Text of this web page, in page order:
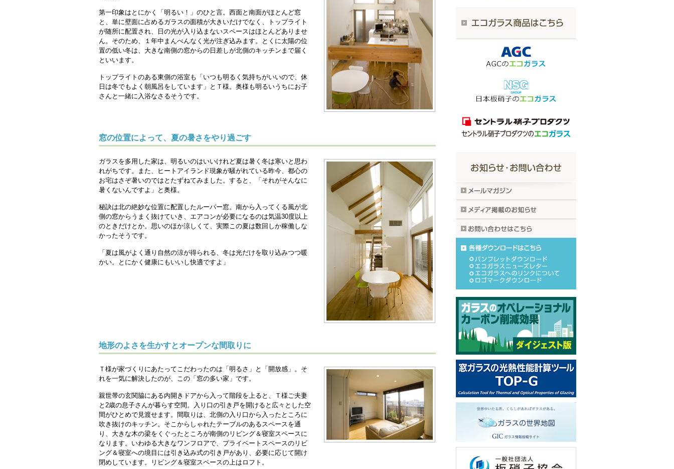
第一印象はとにかく「明るい！」のひと言。西面と南面がほとんど窓
と、単に壁面に占めるガラスの面積が大きいだけでなく、トップライト
が随所に配置され、日の光が入り込まないスペースはほとんどありませ
ん。そのため、１年中まんべんなく光が注ぎ込みます。とくに太陽の位
置の低い冬は、大きな南側の窓からの日差しが北側のキッチンまで届く
といいます。
トップライトのある東側の浴室も「いつも明るく気持ちがいいので、休
日は冬でもよく朝風呂をしています」とＴ様。奥様も明るいうちにお子
さんと一緒に入浴なさるそうです。
窓の位置によって、夏の暑さをやり過ごす
ガラスを多用した家は、明るいのはいいけれど夏は暑く冬は寒いと思わ
れがちです。また、ヒートアイランド現象が騒がれている昨今、都心の
お宅はさぞ暑いのではとたずねてみました。すると、「それがそんなに
暑くないんですよ」と奥様。
秘訣は北の絶妙な位置に配置したルーパー窓。南から入ってくる風が北
側の窓からうまく抜けていき、エアコンが必要になるのは気温30度以上
のときだけとか。思いのほか涼しくて、実際この夏は数回しか稼働しな
かったそうです。
「夏は風がよく通り自然の涼が得られる、冬は光だけを取り込みつつ暖
かい。とにかく健康にもいいし快適ですよ」
地形のよさを生かすとオープンな間取りに
Ｔ様が家づくりにあたってこだわったのは「明るさ」と「開放感」。そ
れを一気に解決したのが、この「窓の多い家」です。
親世帯の玄関脇にある内開きドアから入って階段を上ると、Ｔ様ご夫妻
と2歳の息子さんが暮らす空間。入り口の引き戸を開けると広々とした空
間がひとめで見渡せます。間取りは、北側の入り口から入ったところに
吹き抜けのキッチン。そこからしゃれたテーブルのあるスペースを通
り、大きな木の梁をくぐったところが南側のリビング＆寝室スペースに
なります。いわゆる大きなワンフロアで、プライベートスペースのリビ
ング＆寝室への境目には引き込み式の引き戸があり、必要に応じて開け
閉めしています。リビング＆寝室スペースの上はロフト。